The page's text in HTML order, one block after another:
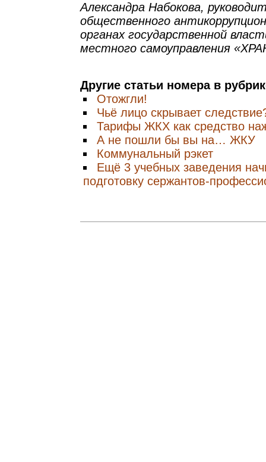
Александра Набокова,
общественного
органах государственной
местного самоуправления
Другие статьи номера в
Отожгли!
Чьё лицо скрывает
Тарифы ЖКХ как средство
А не пошли бы вы на… ЖКУ
Коммунальный рэкет
Ещё 3 учебных заведения
подготовку сержантов-